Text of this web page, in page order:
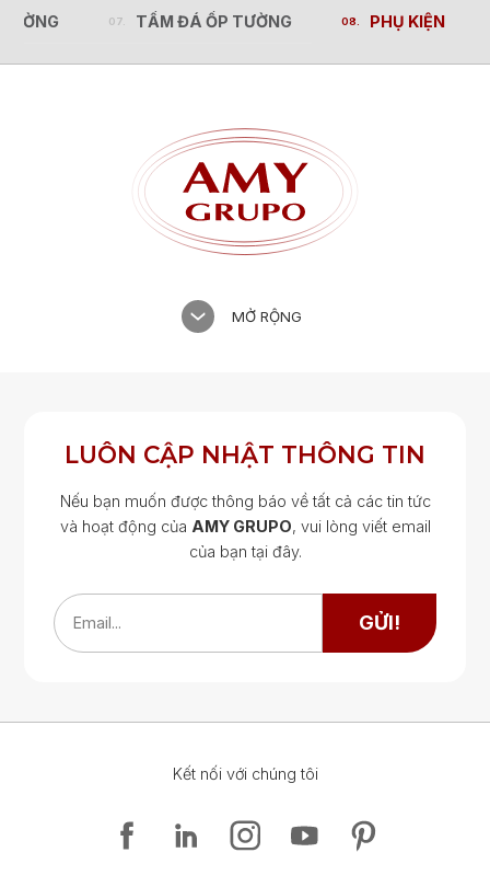
TẤM ĐÁ ỐP TƯỜNG
TẤM ĐÁ ỐP TƯỜNG
PHỤ KIỆN
PHỤ KIỆN
MỞ RỘNG
LUÔN CẬP NHẬT THÔNG TIN
Nếu bạn muốn được thông báo về tất cả các tin tức
và hoạt động của AMY GRUPO, vui lòng viết email
của bạn tại đây.
Email... GỬI!
Kết nối với chúng tôi